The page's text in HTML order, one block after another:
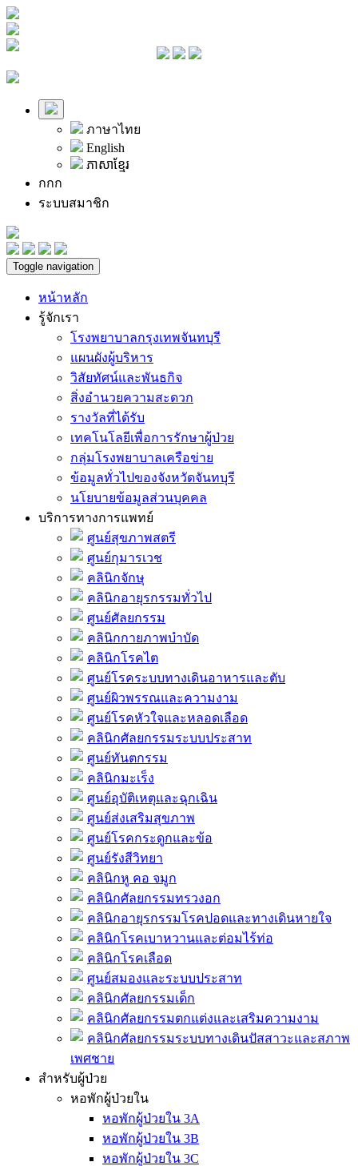
ภาษาไทย
English
ភាសាខ្មែរ
กกก
ระบบสมาชิก
Toggle navigation
หน้าหลัก
รู้จักเรา
โรงพยาบาลกรุงเทพจันทบุรี
แผนผังผู้บริหาร
วิสัยทัศน์และพันธกิจ
สิ่งอำนวยความสะดวก
รางวัลที่ได้รับ
เทคโนโลยีเพื่อการรักษาผู้ป่วย
กลุ่มโรงพยาบาลเครือข่าย
ข้อมูลทั่วไปของจังหวัดจันทบุรี
นโยบายข้อมูลส่วนบุคคล
บริการทางการแพทย์
ศูนย์สุขภาพสตรี
ศูนย์กุมารเวช
คลินิกจักษุ
คลินิกอายุรกรรมทั่วไป
ศูนย์ศัลยกรรม
คลินิกกายภาพบำบัด
คลินิกโรคไต
ศูนย์โรคระบบทางเดินอาหารและตับ
ศูนย์ผิวพรรณและความงาม
ศูนย์โรคหัวใจและหลอดเลือด
คลินิกศัลยกรรมระบบประสาท
ศูนย์ทันตกรรม
คลินิกมะเร็ง
ศูนย์อุบัติเหตุและฉุกเฉิน
ศูนย์ส่งเสริมสุขภาพ
ศูนย์โรคกระดูกและข้อ
ศูนย์รังสีวิทยา
คลินิกหู คอ จมูก
คลินิกศัลยกรรมทรวงอก
คลินิกอายุรกรรมโรคปอดและทางเดินหายใจ
คลินิกโรคเบาหวานและต่อมไร้ท่อ
คลินิกโรคเลือด
ศูนย์สมองและระบบประสาท
คลินิกศัลยกรรมเด็ก
คลินิกศัลยกรรมตกแต่งและเสริมความงาม
คลินิกศัลยกรรมระบบทางเดินปัสสาวะและสภาพ
เพศชาย
สำหรับผู้ป่วย
หอพักผู้ป่วยใน
หอพักผู้ป่วยใน 3A
หอพักผู้ป่วยใน 3B
หอพักผู้ป่วยใน 3C